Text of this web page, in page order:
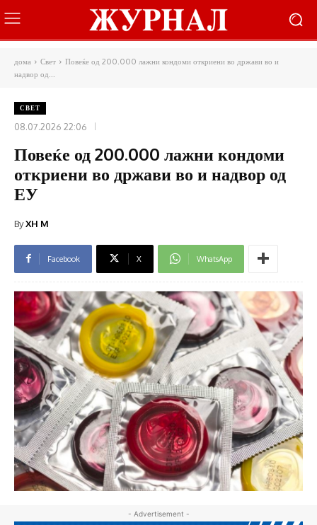
дома Свет
Повеќе од 200.000 лажни кондоми откриени во држави во и
надвор од...
СВЕТ
08.07.2026 22:06
Повеќе од 200.000 лажни кондоми
откриени во држави во и надвор од
ЕУ
ByXH M
Facebook X WhatsApp
- Advertisement -